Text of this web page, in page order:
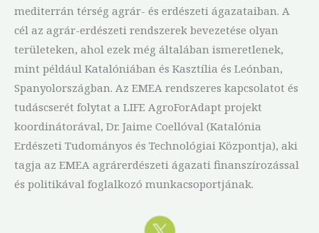
mediterrán térség agrár- és erdészeti ágazataiban. A
cél az agrár-erdészeti rendszerek bevezetése olyan
területeken, ahol ezek még általában ismeretlenek,
mint például Katalóniában és Kasztília és Leónban,
Spanyolországban. Az EMEA rendszeres kapcsolatot és
tudáscserét folytat a LIFE AgroForAdapt projekt
koordinátorával, Dr. Jaime Coellóval (Katalónia
Erdészeti Tudományos és Technológiai Központja), aki
tagja az EMEA agrárerdészeti ágazati finanszírozással
és politikával foglalkozó munkacsoportjának.